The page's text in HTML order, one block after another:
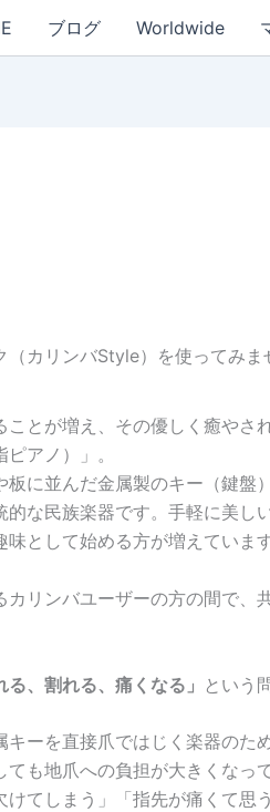
ブログ Worldwide
（カリンバStyle）を使ってみ
とが増え、その優しく癒やさ
アノ）」。
板に並んだ金属製のキー（鍵盤
な民族楽器です。手軽に美し
として始める方が増えています
カリンバユーザーの方の間で、
る、割れる、痛くなる」 という
キーを直接爪ではじく楽器のた
も地爪への負担が大きくなっ
てしまう」「指先が痛くて思